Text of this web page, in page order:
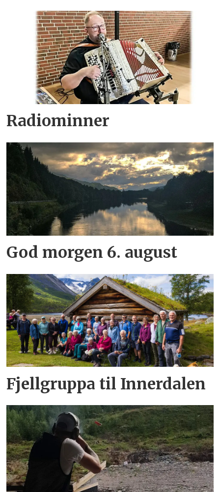
Radiominner
God morgen 6. august
Fjellgruppa til Innerdalen